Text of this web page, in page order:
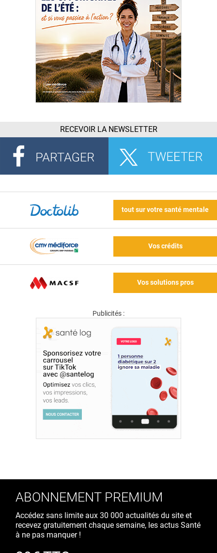
RECEVOIR LA NEWSLETTER
tout sur votre santé mentale
Vos crédits
Vos solutions pros
Publicités :
ABONNEMENT PREMIUM
Accédez sans limite aux 30 000 actualités du site et
recevez gratuitement chaque semaine, les actus Santé
à ne pas manquer !